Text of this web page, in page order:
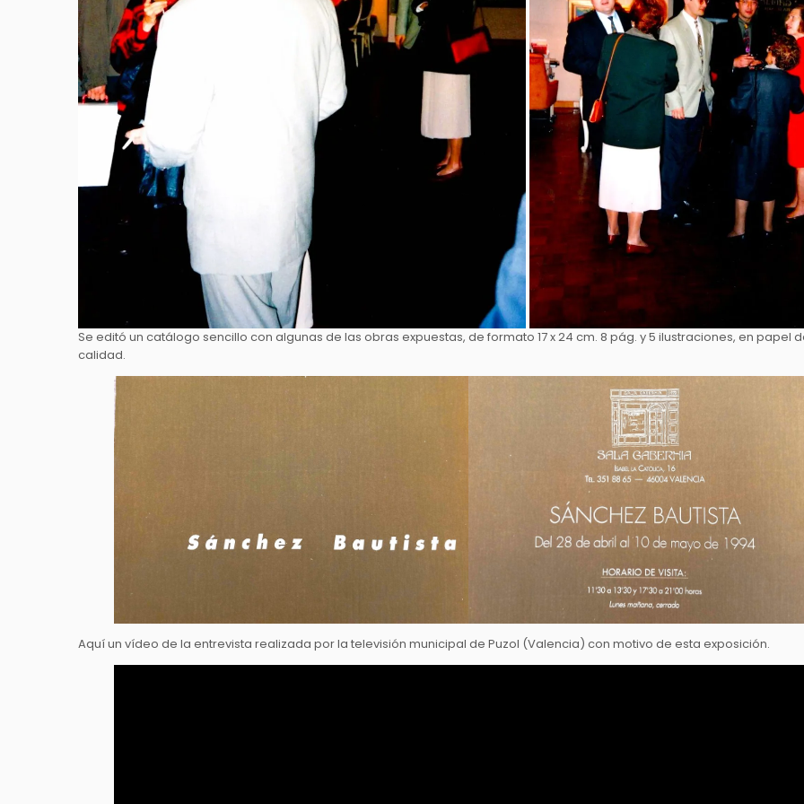
Se editó un catálogo sencillo con algunas de las obras expuestas, de formato 17 x 24 cm. 8 pág. y 5 ilustraciones, en papel
calidad.
Aquí un vídeo de la entrevista realizada por la televisión municipal de Puzol (Valencia) con motivo de esta exposición.